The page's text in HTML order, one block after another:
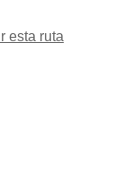
esta ruta